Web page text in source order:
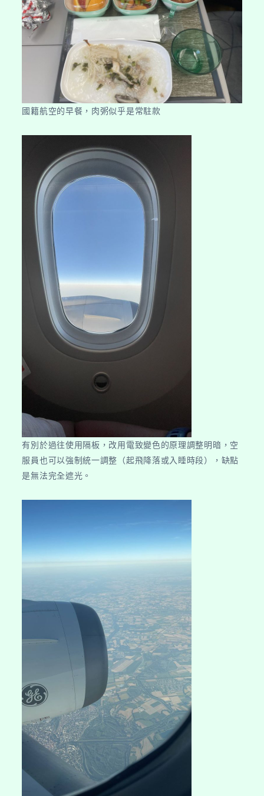
國籍航空的早餐，肉粥似乎是常駐款
有別於過往使用隔板，改用電致變色的原理調整明暗，空
服員也可以強制統一調整（起飛降落或入睡時段），缺點
是無法完全遮光。